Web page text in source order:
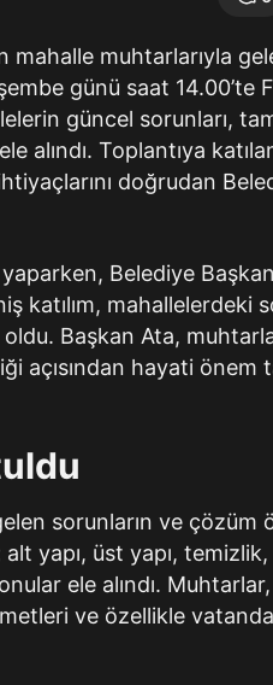
muhtarlarıyla
günü saat 14.00’te
güncel sorunları,
alındı. Toplantıya
doğrudan
Belediye Başkan
katılım, mahallelerdeki
Başkan Ata,
hayati önem
sorunların ve çözüm
yapı, üst yapı,
ele alındı. Muhtarlar,
ve özellikle